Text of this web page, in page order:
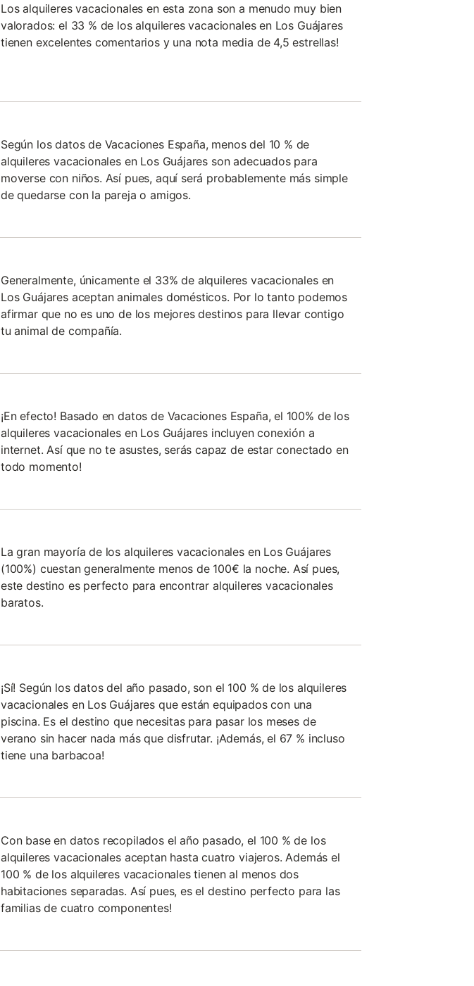
Los alquileres vacacionales en esta zona son a menudo muy bien
valorados: el 33 % de los alquileres vacacionales en Los Guájares
tienen excelentes comentarios y una nota media de 4,5 estrellas!
Según los datos de Vacaciones España, menos del 10 % de
alquileres vacacionales en Los Guájares son adecuados para
moverse con niños. Así pues, aquí será probablemente más simple
de quedarse con la pareja o amigos.
Generalmente, únicamente el 33% de alquileres vacacionales en
Los Guájares aceptan animales domésticos. Por lo tanto podemos
afirmar que no es uno de los mejores destinos para llevar contigo
tu animal de compañía.
¡En efecto! Basado en datos de Vacaciones España, el 100% de los
alquileres vacacionales en Los Guájares incluyen conexión a
internet. Así que no te asustes, serás capaz de estar conectado en
todo momento!
La gran mayoría de los alquileres vacacionales en Los Guájares
(100%) cuestan generalmente menos de 100€ la noche. Así pues,
este destino es perfecto para encontrar alquileres vacacionales
baratos.
¡Sí! Según los datos del año pasado, son el 100 % de los alquileres
vacacionales en Los Guájares que están equipados con una
piscina. Es el destino que necesitas para pasar los meses de
verano sin hacer nada más que disfrutar. ¡Además, el 67 % incluso
tiene una barbacoa!
Con base en datos recopilados el año pasado, el 100 % de los
alquileres vacacionales aceptan hasta cuatro viajeros. Además el
100 % de los alquileres vacacionales tienen al menos dos
habitaciones separadas. Así pues, es el destino perfecto para las
familias de cuatro componentes!